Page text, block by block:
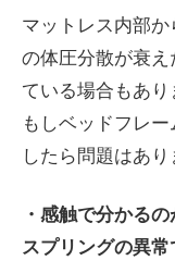
マットレス内部
の体圧分散が衰
ている場合もあり
もしベッドフレ
したら問題はあり
・感触で分かる
スプリングの異常